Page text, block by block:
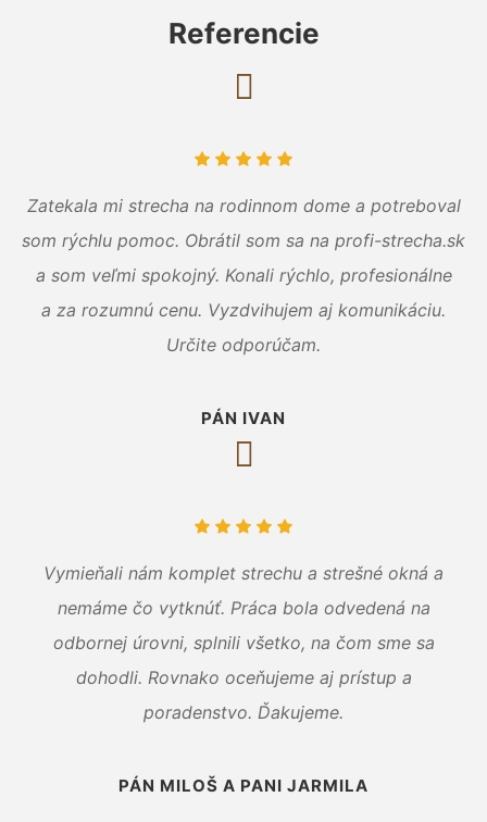
Referencie
Zatekala mi strecha na rodinnom dome a potreboval
som rýchlu pomoc. Obrátil som sa na profi-strecha.sk
a som veľmi spokojný. Konali rýchlo, profesionálne
a za rozumnú cenu. Vyzdvihujem aj komunikáciu.
Určite odporúčam.
PÁN IVAN
Vymieňali nám komplet strechu a strešné okná a
nemáme čo vytknúť. Práca bola odvedená na
odbornej úrovni, splnili všetko, na čom sme sa
dohodli. Rovnako oceňujeme aj prístup a
poradenstvo. Ďakujeme.
PÁN MILOŠ A PANI JARMILA